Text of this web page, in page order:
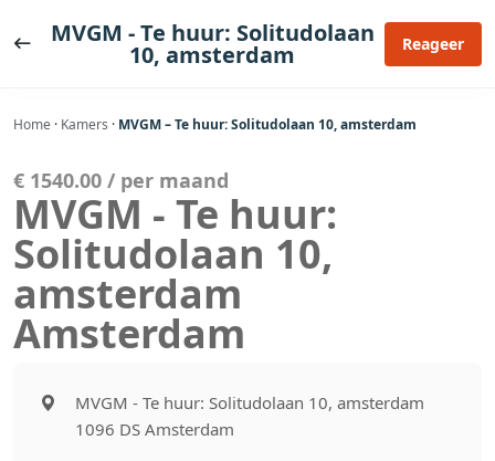
naar
MVGM - Te huur: Solitudolaan
10, amsterdam Reageer
Home · Kamers · MVGM – Te huur: Solitudolaan 10, amsterdam
€ 1540.00 / per maand
MVGM - Te huur:
Solitudolaan 10,
amsterdam
Amsterdam
MVGM - Te huur: Solitudolaan 10, amsterdam
1096 DS Amsterdam